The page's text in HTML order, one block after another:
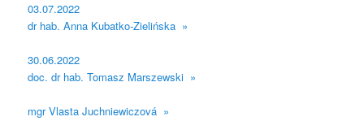
03.07.2022
dr hab. Anna Kubatko-Zielińska »
30.06.2022
doc. dr hab. Tomasz Marszewski »
mgr Vlasta Juchniewiczová »